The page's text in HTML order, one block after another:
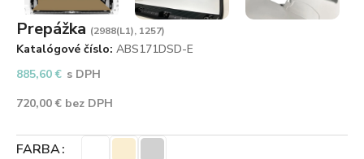
Prepážka (2988(L1), 1257)
Katalógové číslo: ABS171DSD-E
885,60€ s DPH
720,00€ bez DPH
FARBA